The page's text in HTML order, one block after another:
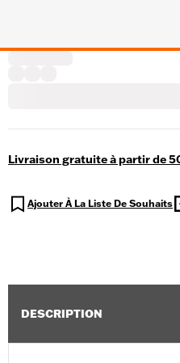
Livraison gratuite à partir de
Ajouter À La Liste De Souhaits
DESCRIPTION